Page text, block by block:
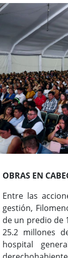
OBRAS EN
Entre las
gestión,
de un predio de
25.2 millones
hospital